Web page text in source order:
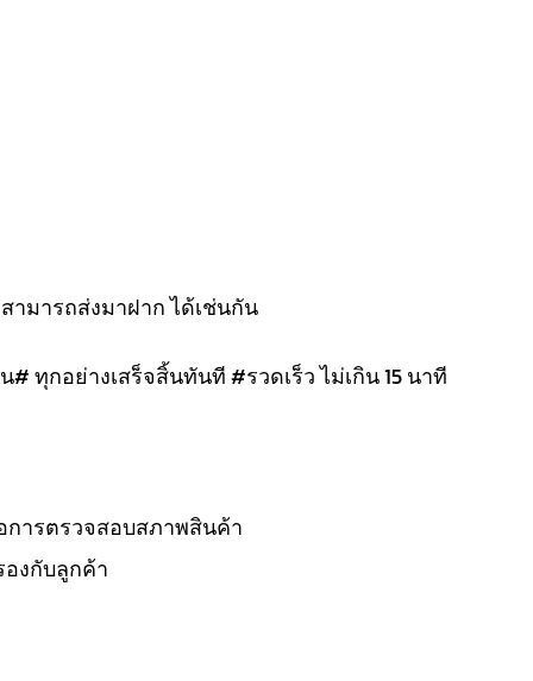
ามารถส่งมาฝาก ได้เช่นกัน
ทุกอย่างเสร็จสิ้นทันที #รวดเร็ว ไม่เกิน 15 นาที
การตรวจสอบสภาพสินค้า
งกับลูกค้า